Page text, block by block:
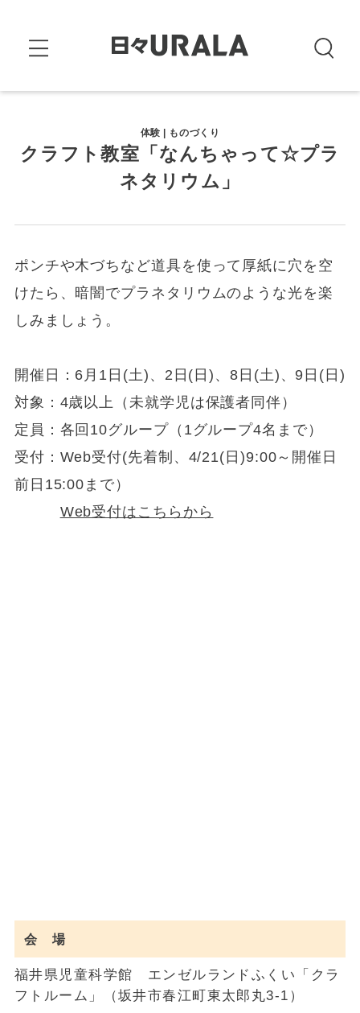
体験 | ものづくり
クラフト教室「なんちゃって☆プラ
ネタリウム」
ポンチや木づちなど道具を使って厚紙に穴を空
けたら、暗闇でプラネタリウムのような光を楽
しみましょう。
開催日：6月1日(土)、2日(日)、8日(土)、9日(日)
対象：4歳以上（未就学児は保護者同伴）
定員：各回10グループ（1グループ4名まで）
受付：Web受付(先着制、4/21(日)9:00～開催日
前日15:00まで）
Web受付はこちらから
会 場
福井県児童科学館 エンゼルランドふくい「クラ
フトルーム」（坂井市春江町東太郎丸3-1）